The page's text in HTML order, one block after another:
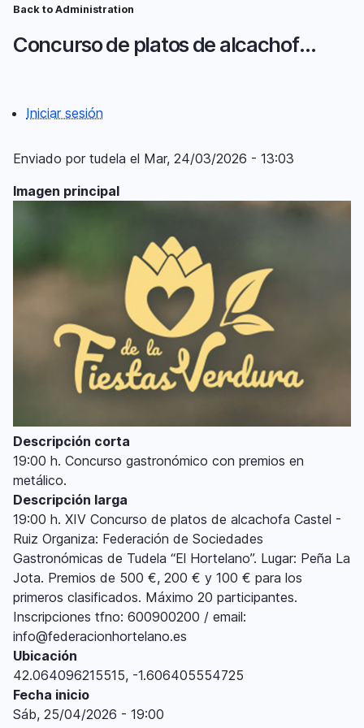
Pasar
contenido
de
Back to Administration
Concurso de platos de alcachofa Castel-Ruiz
Menú
del
compte
d'usuari
Iniciar sesión
Enviado por tudela el Mar, 24/03/2026 - 13:03
Imagen principal
Descripción corta
19:00 h. Concurso gastronómico con premios en
metálico.
Descripción larga
19:00 h. XIV Concurso de platos de alcachofa Castel -
Ruiz Organiza: Federación de Sociedades
Gastronómicas de Tudela “El Hortelano”. Lugar: Peña La
Jota. Premios de 500 €, 200 € y 100 € para los
primeros clasificados. Máximo 20 participantes.
Inscripciones tfno: 600900200 / email:
info@federacionhortelano.es
Ubicación
42.064096215515, -1.606405554725
Fecha inicio
Sáb, 25/04/2026 - 19:00